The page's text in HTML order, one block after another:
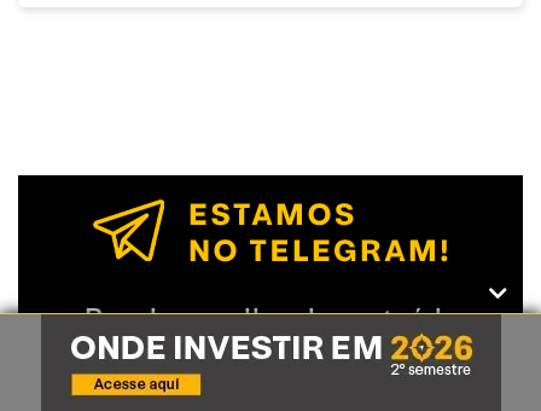
Receba o melhor do conteúdo
Expert pelo Telegram da XP